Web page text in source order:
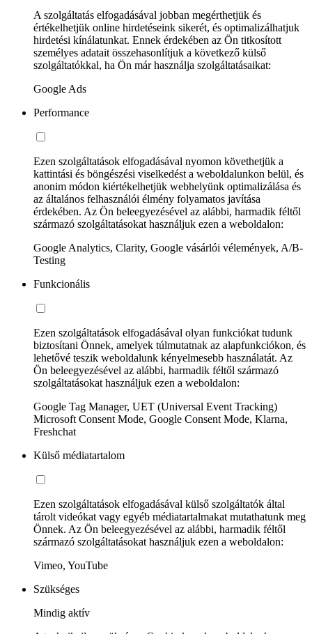
A szolgáltatás elfogadásával jobban megérthetjük és
értékelhetjük online hirdetéseink sikerét, és optimalizálhatjuk
hirdetési kínálatunkat. Ennek érdekében az Ön titkosított
személyes adatait összehasonlítjuk a következő külső
szolgáltatókkal, ha Ön már használja szolgáltatásaikat:
Google Ads
Performance
Ezen szolgáltatások elfogadásával nyomon követhetjük a
kattintási és böngészési viselkedést a weboldalunkon belül, és
anonim módon kiértékelhetjük webhelyünk optimalizálása és
az általános felhasználói élmény folyamatos javítása
érdekében. Az Ön beleegyezésével az alábbi, harmadik féltől
származó szolgáltatásokat használjuk ezen a weboldalon:
Google Analytics, Clarity, Google vásárlói vélemények, A/B-
Testing
Funkcionális
Ezen szolgáltatások elfogadásával olyan funkciókat tudunk
biztosítani Önnek, amelyek túlmutatnak az alapfunkciókon, és
lehetővé teszik weboldalunk kényelmesebb használatát. Az
Ön beleegyezésével az alábbi, harmadik féltől származó
szolgáltatásokat használjuk ezen a weboldalon:
Google Tag Manager, UET (Universal Event Tracking)
Microsoft Consent Mode, Google Consent Mode, Klarna,
Freshchat
Külső médiatartalom
Ezen szolgáltatások elfogadásával külső szolgáltatók által
tárolt videókat vagy egyéb médiatartalmakat mutathatunk meg
Önnek. Az Ön beleegyezésével az alábbi, harmadik féltől
származó szolgáltatásokat használjuk ezen a weboldalon:
Vimeo, YouTube
Szükséges
Mindig aktív